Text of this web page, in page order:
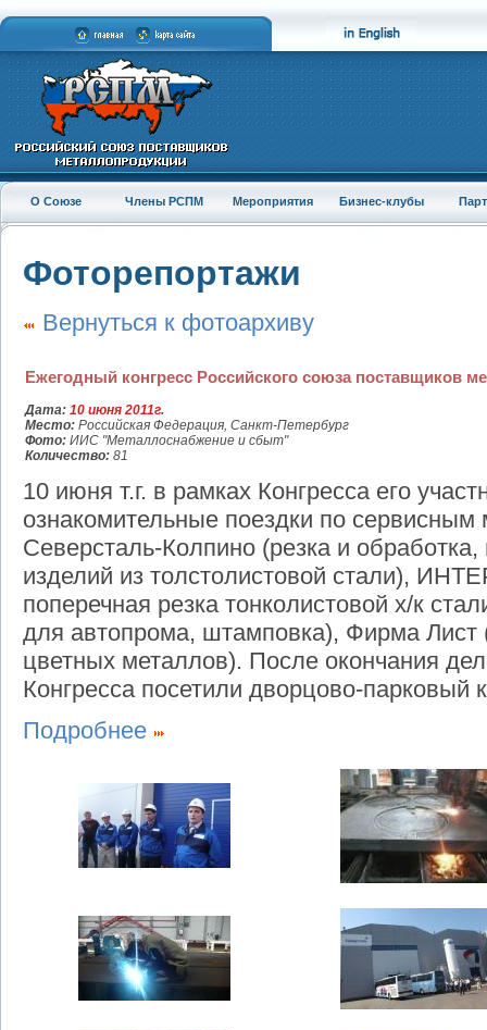
О Союзе Члены РСПМ Мероприятия Бизнес-клубы
Фоторепортажи
Вернуться к фотоархиву
Ежегодный конгресс Российского союза поставщиков
Дата: 10 июня 2011г.
Место: Российская Федерация, Санкт-Петербург
Фото: ИИС "Металлоснабжение и сбыт"
Количество: 81
10 июня т.г. в рамках Конгресса его
ознакомительные поездки по
Северсталь-Колпино (резка и обработка,
изделий из толстолистовой стали),
поперечная резка тонколистовой х/к
для автопрома, штамповка), Фирма Лист
цветных металлов). После окончания
Конгресса посетили дворцово-парковый
Подробнее